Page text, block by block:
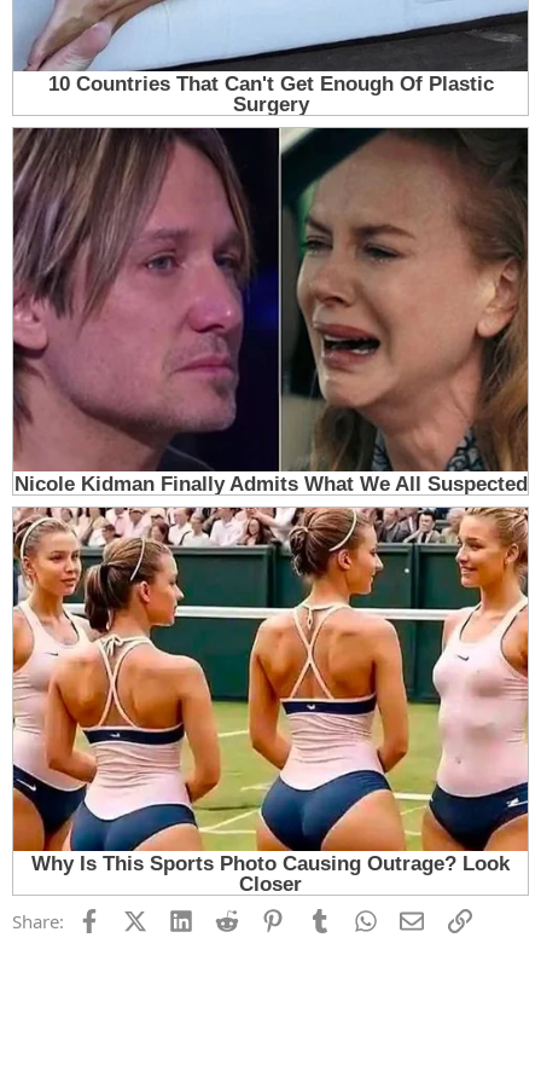
Share: FacebookX (Twitter)
LinkedInReddit PinterestTumblrWhatsApp
EmailLink